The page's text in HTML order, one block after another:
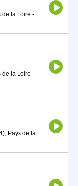
de la Loire -
de la Loire -
Pays de la